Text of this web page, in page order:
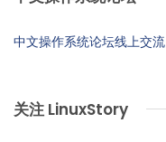
中文操作系统论坛线上交流
关注 LinuxStory